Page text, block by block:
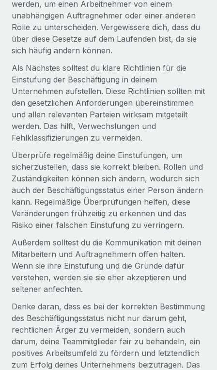
werden, um einen Arbeitnehmer von einem
unabhängigen Auftragnehmer oder einer anderen
Rolle zu unterscheiden. Vergewissere dich, dass du
über diese Gesetze auf dem Laufenden bist, da sie
sich häufig ändern können.
Als Nächstes solltest du klare Richtlinien für die
Einstufung der Beschäftigung in deinem
Unternehmen aufstellen. Diese Richtlinien sollten mit
den gesetzlichen Anforderungen übereinstimmen
und allen relevanten Parteien wirksam mitgeteilt
werden. Das hilft, Verwechslungen und
Fehlklassifizierungen zu vermeiden.
Überprüfe regelmäßig deine Einstufungen, um
sicherzustellen, dass sie korrekt bleiben. Rollen und
Zuständigkeiten können sich ändern, wodurch sich
auch der Beschäftigungsstatus einer Person ändern
kann. Regelmäßige Überprüfungen helfen, diese
Veränderungen frühzeitig zu erkennen und das
Risiko einer falschen Einstufung zu verringern.
Außerdem solltest du die Kommunikation mit deinen
Mitarbeitern und Auftragnehmern offen halten.
Wenn sie ihre Einstufung und die Gründe dafür
verstehen, werden sie sie eher akzeptieren und
seltener anfechten.
Denke daran, dass es bei der korrekten Bestimmung
des Beschäftigungsstatus nicht nur darum geht,
rechtlichen Ärger zu vermeiden, sondern auch
darum, deine Teammitglieder fair zu behandeln, ein
positives Arbeitsumfeld zu fördern und letztendlich
zum Erfolg deines Unternehmens beizutragen. Das